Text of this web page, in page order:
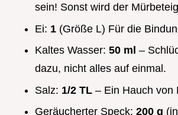
sein! Sonst wird der
Ei: 1 (Größe L) Für die
Kaltes Wasser: 50 ml –
dazu, nicht alles auf einmal.
Salz: 1/2 TL – Ein Hauch von
Geräucherter Speck: 200 g